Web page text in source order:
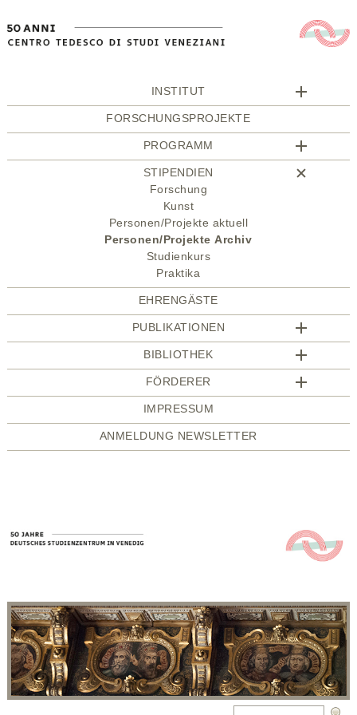
INSTITUT
FORSCHUNGSPROJEKTE
PROGRAMM
STIPENDIEN
Forschung
Kunst
Personen/Projekte aktuell
Personen/Projekte Archiv
Studienkurs
Praktika
EHRENGÄSTE
PUBLIKATIONEN
BIBLIOTHEK
FÖRDERER
IMPRESSUM
ANMELDUNG NEWSLETTER